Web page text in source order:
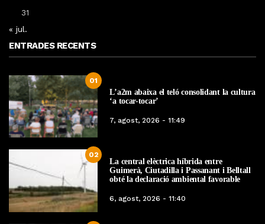
31
« jul.
ENTRADES RECENTS
01
L’a2m abaixa el teló consolidant la cultura
‘a tocar-tocar’
7, agost, 2026 - 11:49
02
La central elèctrica híbrida entre
Guimerà, Ciutadilla i Passanant i Belltall
obté la declaració ambiental favorable
6, agost, 2026 - 11:40